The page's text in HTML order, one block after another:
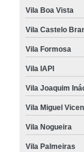
Vila Boa Vista
Vila Castelo
Vila Formosa
Vila IAPI
Vila Joaquim
Vila Miguel
Vila Nogueira
Vila Palmeiras